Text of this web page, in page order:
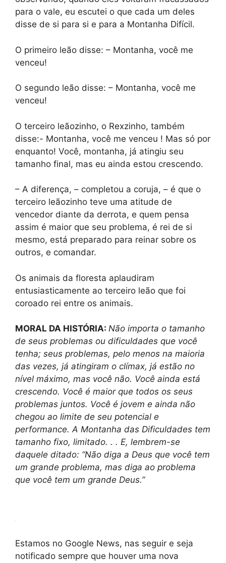
para o vale, eu escutei o que cada um deles
disse de si para si e para a Montanha Difícil.
O primeiro leão disse: – Montanha, você me
venceu!
O segundo leão disse: – Montanha, você me
venceu!
O terceiro leãozinho, o Rexzinho, também
disse:- Montanha, você me venceu ! Mas só por
enquanto! Você, montanha, já atingiu seu
tamanho final, mas eu ainda estou crescendo.
– A diferença, – completou a coruja, – é que o
terceiro leãozinho teve uma atitude de
vencedor diante da derrota, e quem pensa
assim é maior que seu problema, é rei de si
mesmo, está preparado para reinar sobre os
outros, e comandar.
Os animais da floresta aplaudiram
entusiasticamente ao terceiro leão que foi
coroado rei entre os animais.
MORAL DA HISTÓRIA: Não importa o tamanho
de seus problemas ou dificuldades que você
tenha; seus problemas, pelo menos na maioria
das vezes, já atingiram o clímax, já estão no
nível máximo, mas você não. Você ainda está
crescendo. Você é maior que todos os seus
problemas juntos. Você é jovem e ainda não
chegou ao limite de seu potencial e
performance. A Montanha das Dificuldades tem
tamanho fixo, limitado. . . E, lembrem-se
daquele ditado: “Não diga a Deus que você tem
um grande problema, mas diga ao problema
que você tem um grande Deus.”
Estamos no Google News, nas seguir e seja
notificado sempre que houver uma nova